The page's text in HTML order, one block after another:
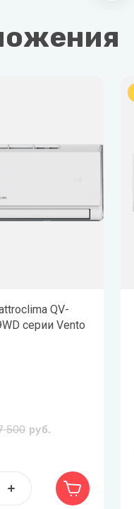
QV-
серии Vento
500 руб.